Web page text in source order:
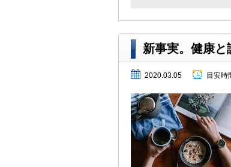
新事実。健康と
2020.03.05 目安時